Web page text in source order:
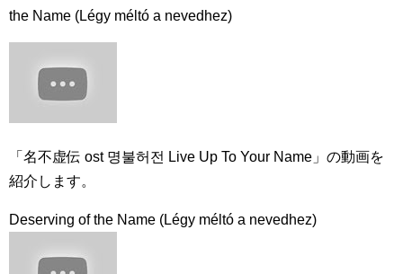
か」出演で話題 Big News TV
Powered by livedoor 相互RSS
the Name (Légy méltó a nevedhez)
「名不虚伝 ost 명불허전 Live Up To Your Name」の動画を
紹介します。
Deserving of the Name (Légy méltó a nevedhez)